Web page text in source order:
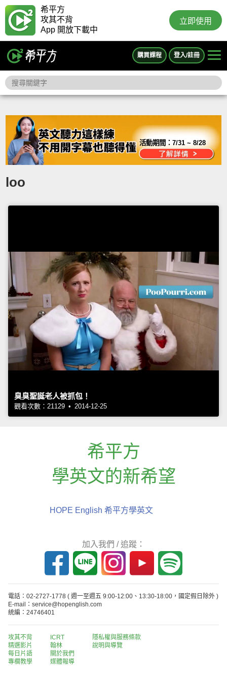
希平方
攻其不背
App 開放下載中
立即使用
購買課程 登入/註冊
活動期間：7/31 ~ 8/28
loo
臭臭聖誕老人被抓包！
觀看次數：21129 • 2014-12-25
希平方
學英文的新希望
HOPE English 希平方學英文
加入我們 / 追蹤：
電話：02-2727-1778 ( 週一至週五 9:00-12:00、13:30-18:00，國定假日除外 )
E-mail：service@hopenglish.com
統編：24746401
攻其不背
精選影片
每日片語
專欄教學
ICRT
翰林
關於我們
媒體報導
隱私權與服務條款
說明與導覽